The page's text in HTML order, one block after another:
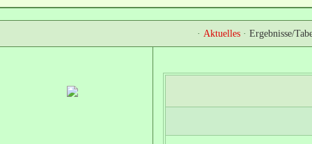
· Aktuelles · Ergebnisse/